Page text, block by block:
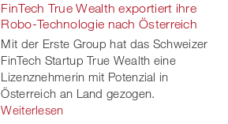
FinTech True Wealth exportiert ihre
Robo-Technologie nach Österreich
Mit der Erste Group hat das Schweizer
FinTech Startup True Wealth eine
Lizenznehmerin mit Potenzial in
Österreich an Land gezogen.
Weiterlesen